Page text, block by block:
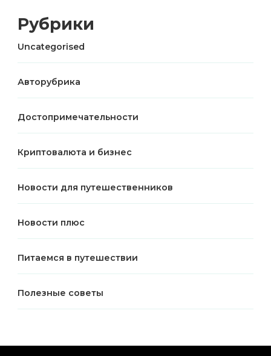
Рубрики
Uncategorised
Авторубрика
Достопримечательности
Криптовалюта и бизнес
Новости для путешественников
Новости плюс
Питаемся в путешествии
Полезные советы